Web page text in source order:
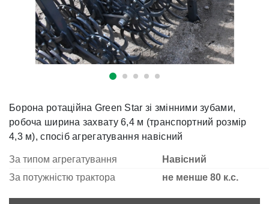
Борона ротаційна Green Star зі змінними зубами,
робоча ширина захвату 6,4 м (транспортний розмір
4,3 м), спосіб агрегатування навісний
За типом агрегатування
Навісний
За потужністю трактора
не менше 80 к.с.